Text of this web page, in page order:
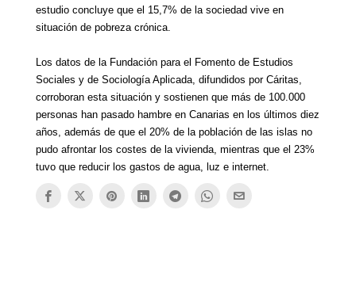
estudio concluye que el 15,7% de la sociedad vive en
situación de pobreza crónica.
Los datos de la Fundación para el Fomento de Estudios
Sociales y de Sociología Aplicada, difundidos por Cáritas,
corroboran esta situación y sostienen que más de 100.000
personas han pasado hambre en Canarias en los últimos diez
años, además de que el 20% de la población de las islas no
pudo afrontar los costes de la vivienda, mientras que el 23%
tuvo que reducir los gastos de agua, luz e internet.